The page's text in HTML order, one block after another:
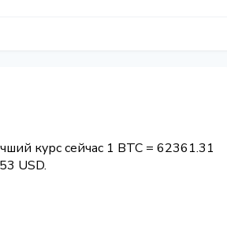
курс сейчас 1 BTC = 62361.31
USD.